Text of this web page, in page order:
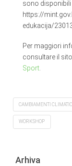
sono disponibili
https://
edukacija/
Per maggiori
consultare il
Sport.
CAMBIAMENTI CLIMATICI
WORKSHOP
Arhiva